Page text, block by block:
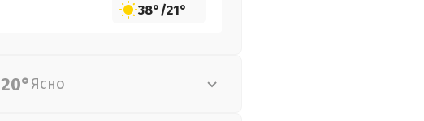
38°/21°
20°Ясно